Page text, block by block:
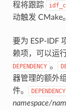
程将跟踪
动触发 CMake。
要为 ESP-IDF
赖项，可以运
DEPENDENCY 。
器管理的额外
件。
DEPENDENCY
namespace/